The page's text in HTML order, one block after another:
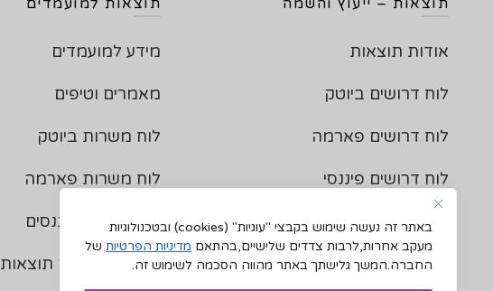
באתר זה נעשה שימוש בקבצי "עוגיות" (cookies) ובטכנולוגיות
מעקב אחרות,לרבות צדדים שלישיים,בהתאם מדיניות הפרטיות של
החברה.המשך גלישתך באתר מהווה הסכמה לשימוש זה.
אודות תוצאות
לוח דרושים ביוטק
לוח דרושים פארמה
לוח דרושים פיננסי
תקנון האתר
צור קשר
מידע למועמדים
מאמרים וטיפים
לוח משרות ביוטק
לוח משרות פארמה
לוח משרות פיננסים
לוח משרות עם תוצאות